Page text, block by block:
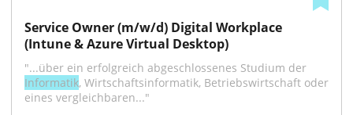
Service Owner (m/w/d) Digital Workplace
(Intune & Azure Virtual Desktop)
Informatik, Wirtschaftsinformatik, Betriebswirtschaft oder
eines vergleichbaren..."